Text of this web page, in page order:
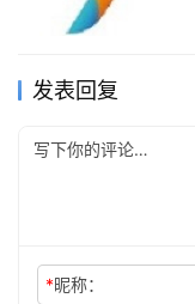
发表回复
*昵称：